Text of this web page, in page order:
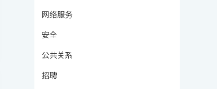
网络服务
安全
公共关系
招聘